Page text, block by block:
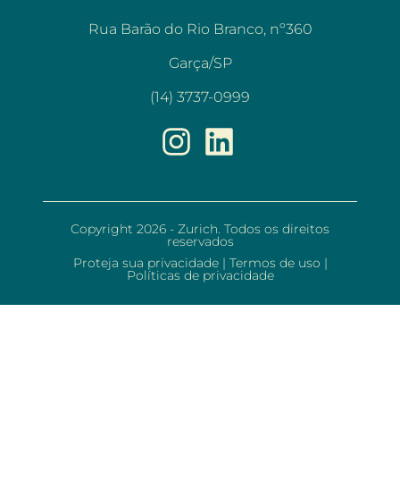
Rua Barão do Rio Branco, nº360
Garça/SP
(14) 3737-0999
Copyright 2026 - Zurich. Todos os direitos
reservados
Proteja sua privacidade | Termos de uso |
Políticas de privacidade